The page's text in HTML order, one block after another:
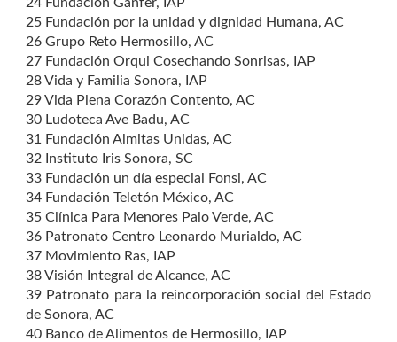
25 Fundación por la unidad y dignidad Humana, AC
26 Grupo Reto Hermosillo, AC
27 Fundación Orqui Cosechando Sonrisas, IAP
28 Vida y Familia Sonora, IAP
29 Vida Plena Corazón Contento, AC
30 Ludoteca Ave Badu, AC
31 Fundación Almitas Unidas, AC
32 Instituto Iris Sonora, SC
33 Fundación un día especial Fonsi, AC
34 Fundación Teletón México, AC
35 Clínica Para Menores Palo Verde, AC
36 Patronato Centro Leonardo Murialdo, AC
37 Movimiento Ras, IAP
38 Visión Integral de Alcance, AC
39 Patronato para la reincorporación social del Estado
de Sonora, AC
40 Banco de Alimentos de Hermosillo, IAP